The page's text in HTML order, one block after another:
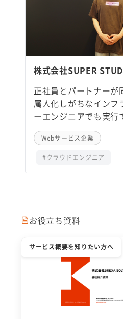
株式会社SUPER
正社員とパートナーが
属人化しがちなインフ
ーエンジニアでも実行
Webサービス企業
#クラウドエンジニア
お役立ち資料
サービス概要を知りたい方へ